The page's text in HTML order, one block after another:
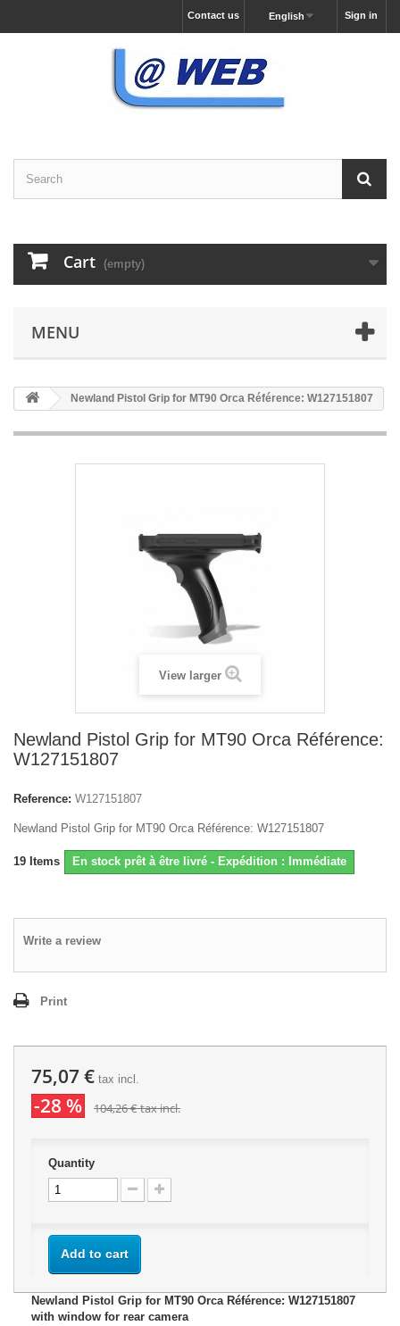
Sign in
English
Contact us
Cart (empty)
MENU
Newland Pistol Grip for MT90 Orca Référence: W127151807
View larger
Newland Pistol Grip for MT90 Orca Référence:
W127151807
Reference: W127151807
Newland Pistol Grip for MT90 Orca Référence: W127151807
19 Items En stock prêt à être livré - Expédition : Immédiate
Write a review
Print
75,07 € tax incl.
-28 % 104,26 €tax incl.
Quantity
Add to cart
Newland Pistol Grip for MT90 Orca Référence: W127151807
with window for rear camera